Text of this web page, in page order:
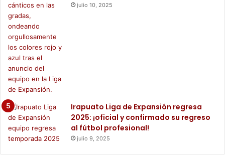
julio 10, 2025
Irapuato Liga de Expansión regresa
2025: ¡oficial y confirmado su regreso
al fútbol profesional!
julio 9, 2025